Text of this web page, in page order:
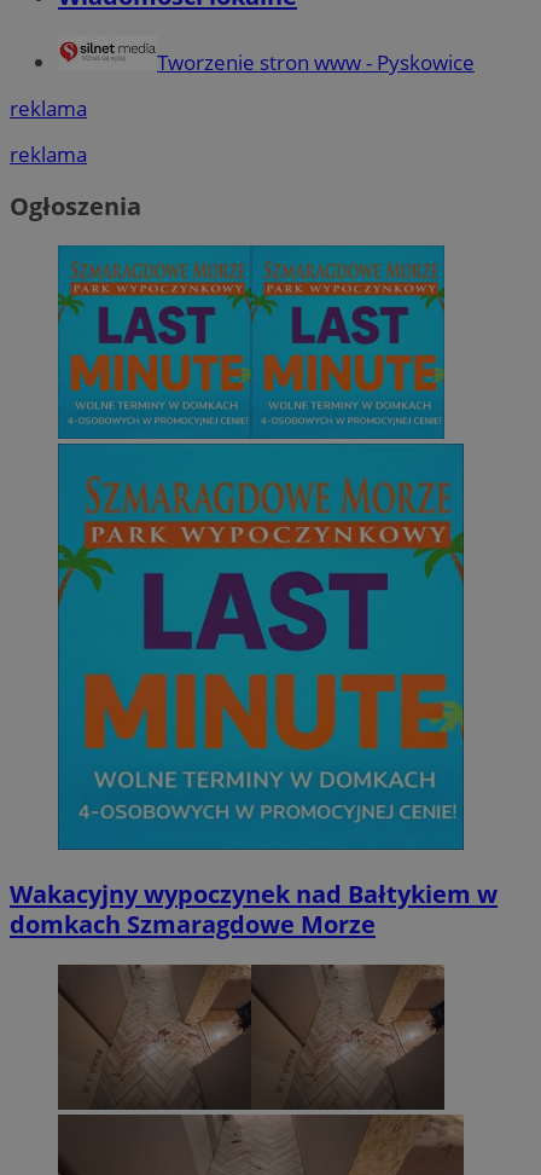
Tworzenie stron www - Pyskowice
reklama
reklama
Ogłoszenia
Wakacyjny wypoczynek nad Bałtykiem w
domkach Szmaragdowe Morze